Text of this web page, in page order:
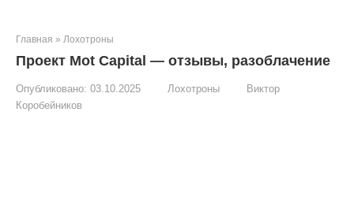
Главная » Лохотроны
Проект Mot Capital — отзывы, разоблачение
Опубликовано: 03.10.2025 Лохотроны
Виктор
Коробейников